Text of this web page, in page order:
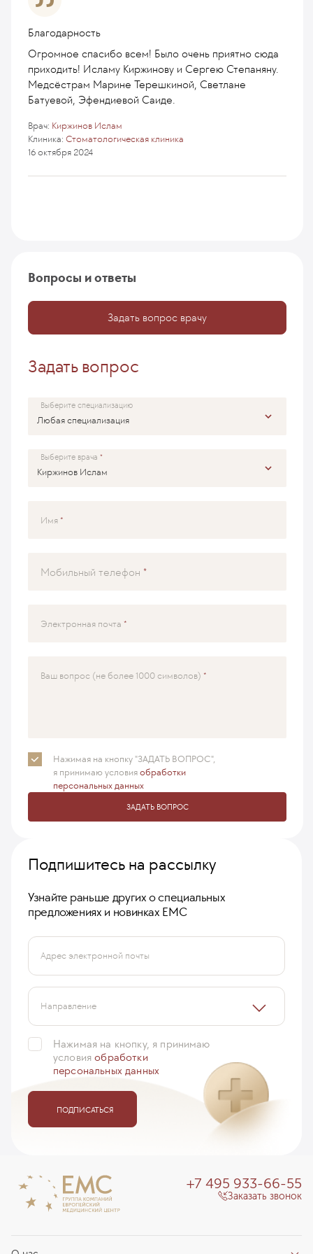
Благодарность
Огромное спасибо всем! Было очень приятно сюда
приходить! Исламу Киржинову и Сергею Степаняну.
Медсёстрам Марине Терешкиной, Светлане
Батуевой, Эфендиевой Саиде.
Клиника: Стоматологическая клиника
Врач: Киржинов Ислам
16 октября 2024
Вопросы и ответы
Задать вопрос врачу
Задать вопрос
Выберите специализацию
Выберите врача
Имя
Мобильный телефон
Электронная почта
Ваш вопрос (не более 1000 символов)
Нажимая на кнопку "ЗАДАТЬ ВОПРОС",
я принимаюусловияобработки
персональных данных
ЗАДАТЬ ВОПРОС
Подпишитесь на рассылку
Узнайте раньше других о специальных
предложениях и новинках ЕМС
Адрес электронной почты
Направление
Нажимая на кнопку, я принимаю
условияобработки
персональных данных
ПОДПИСАТЬСЯ
+7 495 933-66-55
Заказать звонок